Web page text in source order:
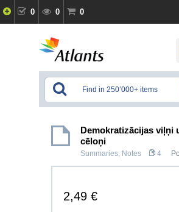
0 0 0
Demokratizācijas viļņi
cēloņi
Summaries, Notes 4
2,49 €